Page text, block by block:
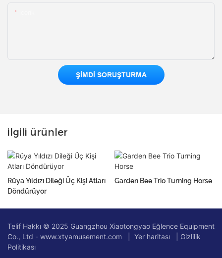
ŞIMDI SORUŞTURMA
ilgili ürünler
Rüya Yıldızı Dileği Üç Kişi Atları
Döndürüyor
Garden Bee Trio Turning Horse
Telif Hakkı © 2025 Guangzhou Xiaotongyao Eğlence Equipment
Co., Ltd - www.xtyamusement.com |
Yer haritası
Gizlilik
Politikası